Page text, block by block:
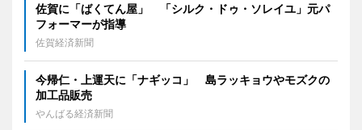
佐賀に「ばくてん屋」 「シルク・ドゥ・ソレイユ」元パ
フォーマーが指導
佐賀経済新聞
今帰仁・上運天に「ナギッコ」 島ラッキョウやモズクの
加工品販売
やんばる経済新聞